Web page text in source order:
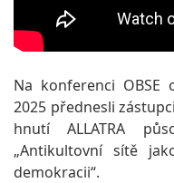
Na konferenci OBSE
2025 přednesli
hnutí ALLATRA
„Antikultovní sítě
demokracii“.